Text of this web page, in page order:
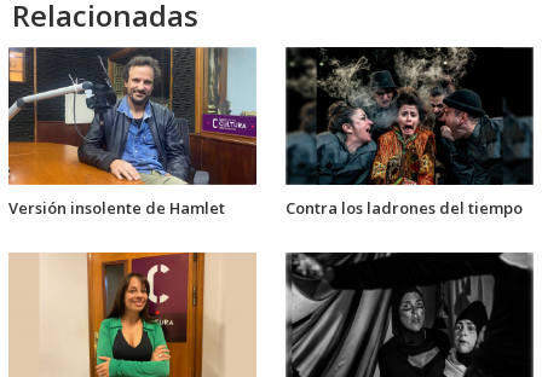
Relacionadas
Versión insolente de Hamlet Contra los ladrones del tiempo